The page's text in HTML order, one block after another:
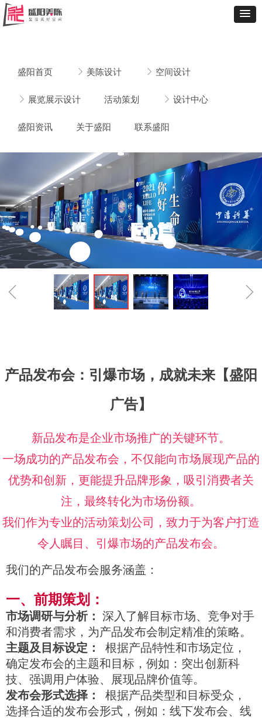
盛阳首页 ꁕ 美陈设计 ꁕ 空间设计
ꁕ 展览展示设计 活动策划 ꁕ 设计中心
盛阳资讯 关于盛阳 联系盛阳
ꁆ ꁇ
产品发布会：引爆市场，成就未来【盛阳
广告】
新品发布是企业市场推广的关键环节。
一场成功的产品发布会，不仅能向市场展现产品的
优势和创新，更能提升品牌形象，吸引消费者关
注，最终转化为市场份额。
我们作为专业的活动策划公司，致力于为客户打造
令人瞩目、引爆市场的产品发布会。
我们的产品发布会服务涵盖：
一、前期策划：
市场调研与分析： 深入了解目标市场、竞争对手
和消费者需求，为产品发布会制定精准的策略。
主题及目标设定：
根据产品特性和市场定位，
确定发布会的主题和目标，例如：突出创新科
技、强调用户体验、展现品牌价值等。
发布会形式选择：
根据产品类型和目标受众，
选择合适的发布会形式，例如：线下发布会、线